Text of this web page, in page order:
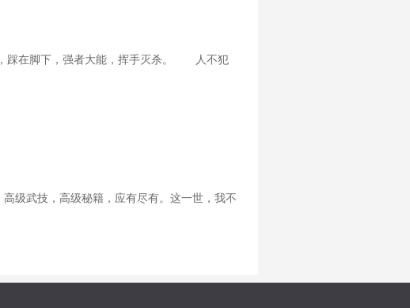
在脚下，强者大能，挥手灭杀。 人不犯
级武技，高级秘籍，应有尽有。这一世，我不